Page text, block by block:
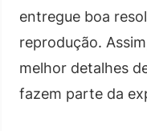
entregue boa
reprodução.
melhor detalhes
fazem parte da